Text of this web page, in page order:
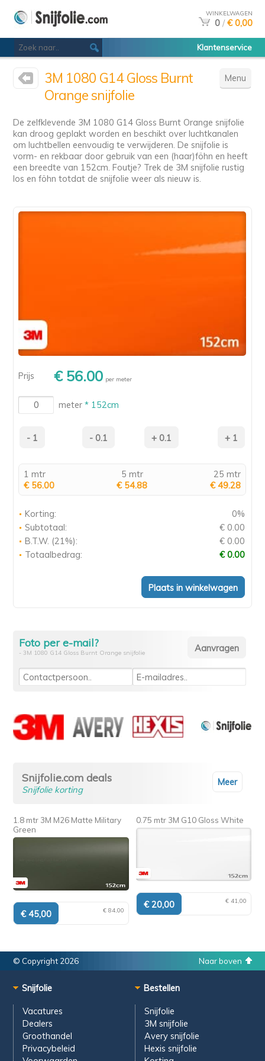
WINKELWAGEN
0 / € 0,00
Klantenservice
Menu
3M 1080 G14 Gloss Burnt
Orange snijfolie
De zelfklevende 3M 1080 G14 Gloss Burnt Orange snijfolie
kan droog geplakt worden en beschikt over luchtkanalen
om luchtbellen eenvoudig te verwijderen. De snijfolie is
vorm- en rekbaar door gebruik van een (haar)föhn en heeft
een breedte van 152cm. Foutje? Trek de 3M snijfolie rustig
los en föhn totdat de snijfolie weer als nieuw is.
Prijs € 56.00 per meter
meter* 152cm
1 mtr
€ 56.00
5 mtr
€ 54.88
25 mtr
€ 49.28
Korting:
0%
Subtotaal:
€ 0.00
B.T.W. (21%):
€ 0.00
Totaalbedrag:
€ 0.00
Foto per e-mail?
- 3M 1080 G14 Gloss Burnt Orange snijfolie
Meer
Snijfolie.com deals
Snijfolie korting
1.8 mtr 3M M26 Matte Military
Green
€ 84,00
0.75 mtr 3M G10 Gloss White
€ 41,00
Naar boven
© Copyright 2026
Snijfolie
Vacatures
Dealers
Groothandel
Privacybeleid
Bestellen
Snijfolie
3M snijfolie
Avery snijfolie
Hexis snijfolie